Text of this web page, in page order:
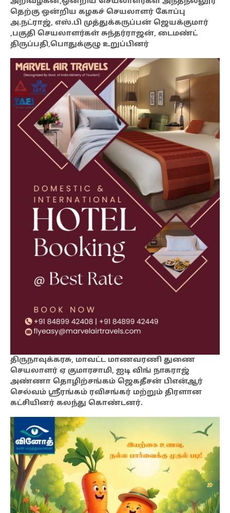
தெற்கு ஒன்றிய கழகச் செயலாளர் கோப்பு
அ.நட்ராஜ், எஸ்.பி முத்துக்கருப்பன் ஜெயக்குமார்
,பகுதி செயலாளர்கள் சுந்தர்ராஜன், டைமண்ட்
திருப்பதி,பொதுக்குழு உறுப்பினர்
திருநாவுக்கரசு, மாவட்ட மாணவரணி துணை
செயலாளர் ஏ குமாரசாமி, ஐடி விங் நாகராஜ்
அண்ணா தொழிற்சங்கம் ஜெகதீசன் பிஎன்ஆர்
செல்வம் ஸ்ரீரங்கம் ரவிசங்கர் மற்றும் திரளான
கட்சியினர் கலந்து கொண்டனர்.